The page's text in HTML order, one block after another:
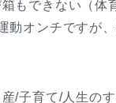
もできない（体
動オンチですが
/子育て/人生のす